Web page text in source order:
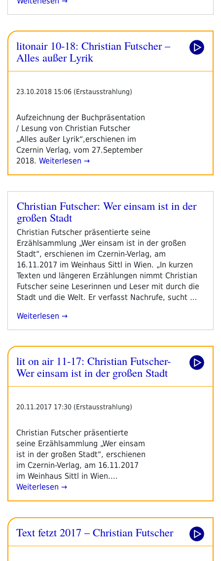
Ein
Gedicht
#39:
litonair 10-18: Christian Futscher –
Alles außer Lyrik
23.10.2018 15:06 (Erstausstrahlung)
Aufzeichnung der Buchpräsentation
/ Lesung von Christian Futscher
„Alles außer Lyrik“,erschienen im
Czernin Verlag, vom 27.September
2018. Weiterlesen →
Veröffentlicht
am
Christian Futscher: Wer einsam ist in der
großen Stadt
Christian Futscher präsentierte seine
Erzählsammlung „Wer einsam ist in der großen
Stadt“, erschienen im Czernin-Verlag, am
16.11.2017 im Weinhaus Sittl in Wien. „In kurzen
Texten und längeren Erzählungen nimmt Christian
Futscher seine Leserinnen und Leser mit durch die
Stadt und die Welt. Er verfasst Nachrufe, sucht …
„Christian
Einsam
Ist
In
Stadt“
Weiterlesen
lit on air 11-17: Christian Futscher-
Wer einsam ist in der großen Stadt
20.11.2017 17:30 (Erstausstrahlung)
Christian Futscher präsentierte
seine Erzählsammlung „Wer einsam
ist in der großen Stadt“, erschienen
im Czernin-Verlag, am 16.11.2017
im Weinhaus Sittl in Wien.…
Weiterlesen →
Text fetzt 2017 – Christian Futscher